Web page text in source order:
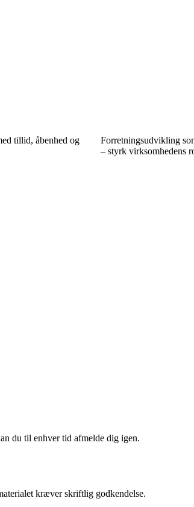
tillid, åbenhed og
Forretningsudvikling
– styrk virksomhedens
du til enhver tid afmelde dig igen.
kræver skriftlig godkendelse.